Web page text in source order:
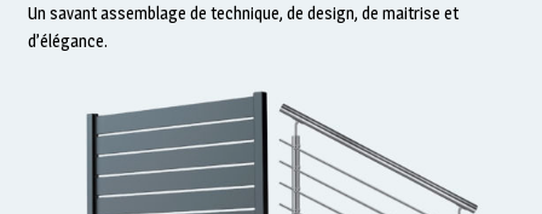
Un savant assemblage de technique, de design, de maitrise et
d’élégance.